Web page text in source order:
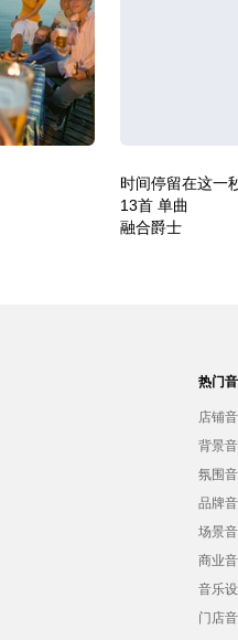
时间停留在这一
13首 单曲
融合爵士
热门
店铺
背景
氛围
品牌
场景
商业
音乐
门店